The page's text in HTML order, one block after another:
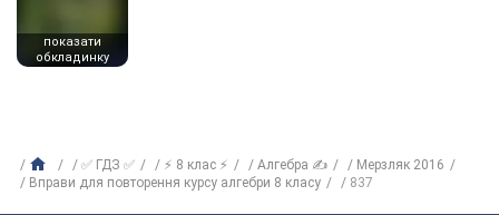
показати
обкладинку
✅ ГДЗ ✅ ⚡ 8 клас ⚡ Алгебра ✍
Мерзляк 2016
Вправи для повторення курсу алгебри 8 класу
837